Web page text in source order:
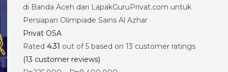
di Banda Aceh dari LapakGuruPrivat.com untuk
Persiapan Olimpiade Sains Al Azhar
Privat OSA
Rated 4.31 out of 5 based on 13 customer ratings
(13 customer reviews)
range:
Rp225.000
Rp8.400.000
Privat
OSA
di
Banda
Aceh